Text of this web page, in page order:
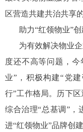
区营造共建共治共享
助力“红领物业”
为有效解决物业
度还不高等问题，
业”，积极构建“党
行”工作格局。历下
综合治理“总基调”，
进“红领物业”品牌创